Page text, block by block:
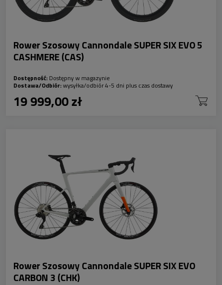
Rower Szosowy Cannondale SUPER SIX EVO 5
CASHMERE (CAS)
Dostępność: Dostępny w magazynie
Dostawa/Odbiór:wysyłka/odbiór 4-5 dni plus czas dostawy
19 999,00 zł
Rower Szosowy Cannondale SUPER SIX EVO
CARBON 3 (CHK)